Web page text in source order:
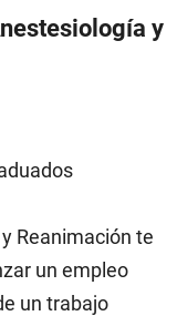
y
Reanimación te
un empleo
un trabajo